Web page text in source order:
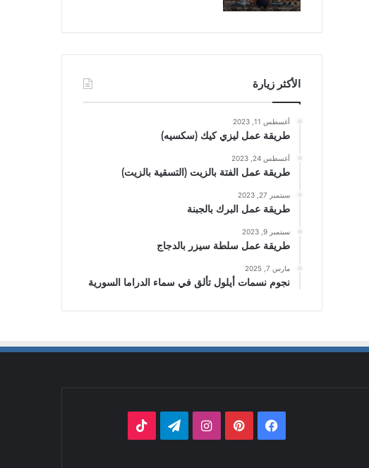
الأكثر زيارة
أغسطس 11, 2023
طريقة عمل ليزي كيك (سكسيه)
أغسطس 24, 2023
طريقة عمل الفتة بالزيت (التسقية بالزيت)
سبتمبر 27, 2023
طريقة عمل البرك بالجبنة
سبتمبر 9, 2023
طريقة عمل سلطة سيزر بالدجاج
مارس 7, 2025
نجوم نسمات أيلول تألق في سماء الدراما السورية
فيسبوكبينتيريستانستقرامتيلقرام